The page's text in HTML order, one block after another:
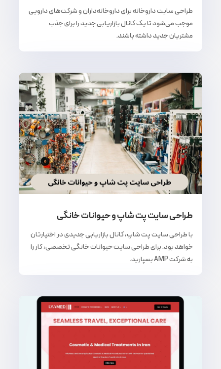
طراحی سایت داروخانه برای داروخانه‌داران و شرکت‌های دارویی
موجب می‌شود تا یک کانال بازاریابی جدید را برای جذب
مشتریان جدید داشته باشند.
طراحی سایت پت شاپ و حیوانات خانگی
با طراحی سایت پت شاپ، کانال بازاریابی جدیدی در اختیارتان
خواهد بود. برای طراحی سایت حیوانات خانگی تخصصی، کار را
به شرکت AMP بسپارید.